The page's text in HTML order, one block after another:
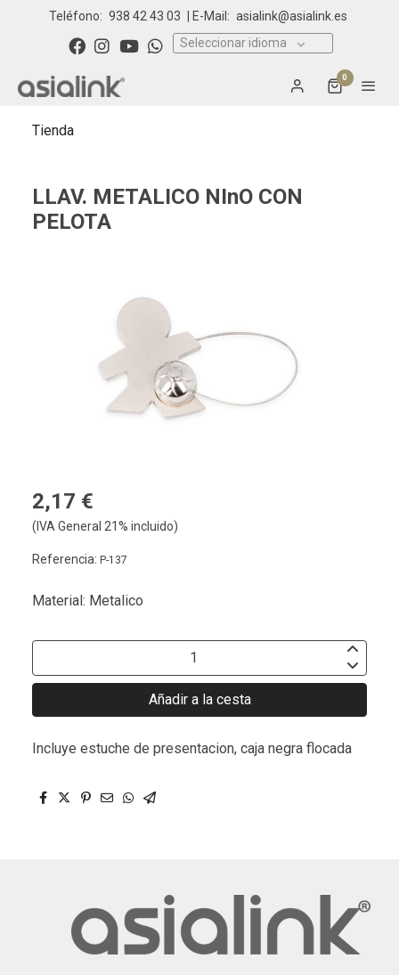
Teléfono: 938 42 43 03 | E-Mail: asialink@asialink.es
Seleccionar idioma
0
Tienda
LLAV. METALICO NInO CON
PELOTA
2,17 €
(IVA General 21% incluido)
Referencia: P-137
Material: Metalico
Añadir a la cesta
Incluye estuche de presentacion, caja negra flocada